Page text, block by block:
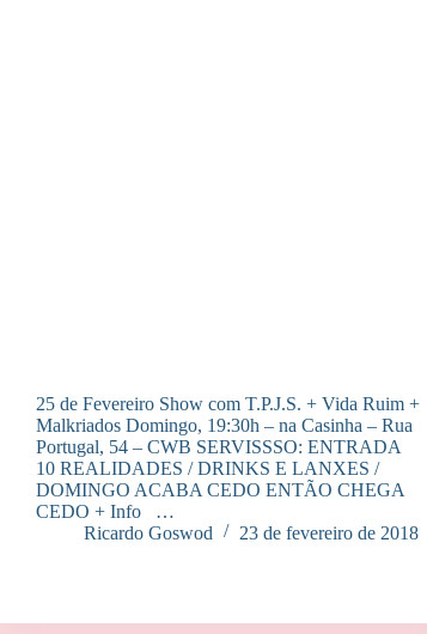
25 de Fevereiro Show com T.P.J.S. + Vida Ruim +
Malkriados Domingo, 19:30h – na Casinha – Rua
Portugal, 54 – CWB SERVISSSO: ENTRADA
10 REALIDADES / DRINKS E LANXES /
DOMINGO ACABA CEDO ENTÃO CHEGA
CEDO + Info …
Ricardo Goswod
23 de fevereiro de 2018